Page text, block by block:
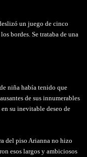
un juego de cinco
bordes. Se trataba de una
niña había tenido que
de sus innumerables
su inevitable deseo de
del piso Arianna no hizo
esos largos y ambiciosos